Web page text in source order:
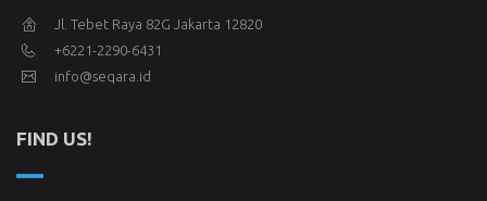
Jl. Tebet Raya 82G Jakarta 12820
+6221-2290-6431
info@seqara.id
FIND US!